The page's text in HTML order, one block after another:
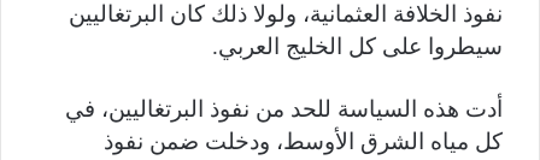
نفوذ الخلافة العثمانية، ولولا ذلك كان البرتغاليين
سيطروا على كل الخليج العربي.
أدت هذه السياسة للحد من نفوذ البرتغاليين، في
كل مياه الشرق الأوسط، ودخلت ضمن نفوذ